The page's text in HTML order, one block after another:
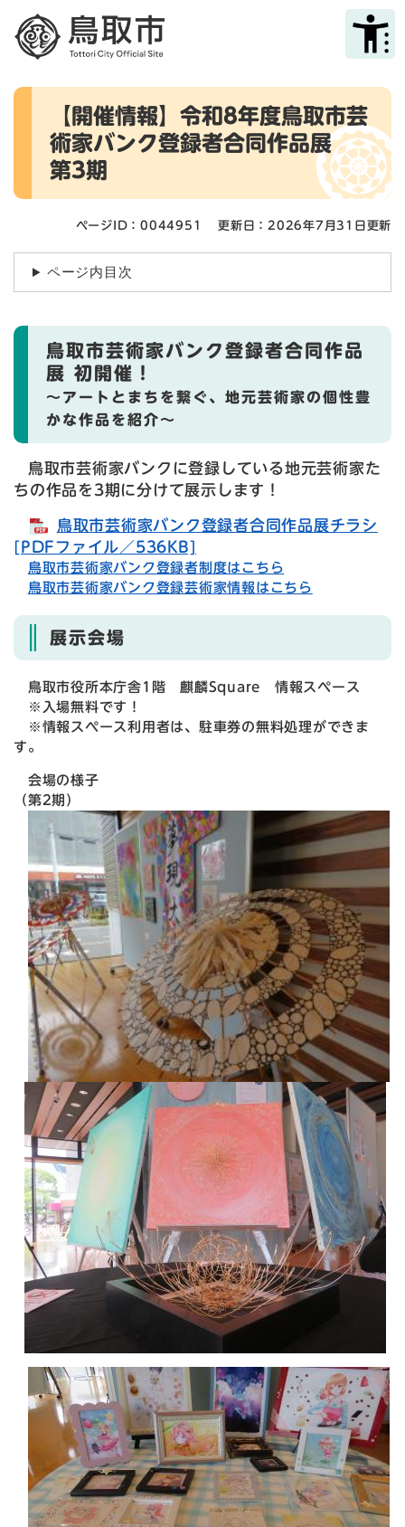
メニューを飛ばして本文へ
本
【開催情報】令和8年度鳥取市芸
術家バンク登録者合同作品展
第3期
ページID：0044951 更新日：2026年7月31日更新
ページ内目次
鳥取市芸術家バンク登録者合同作品
展 初開催！
〜アートとまちを繋ぐ、地元芸術家の個性豊
かな作品を紹介〜
鳥取市芸術家バンクに登録している地元芸術家た
ちの作品を3期に分けて展示します！
鳥取市芸術家バンク登録者合同作品展チラシ
[PDFファイル／536KB]
鳥取市芸術家バンク登録者制度はこちら
鳥取市芸術家バンク登録芸術家情報はこちら
展示会場
鳥取市役所本庁舎1階 麒麟Square 情報スペース
※入場無料です！
※情報スペース利用者は、駐車券の無料処理ができま
す。
会場の様子
​（第2期）